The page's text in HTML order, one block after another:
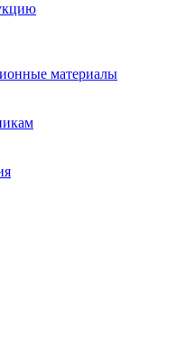
материалы